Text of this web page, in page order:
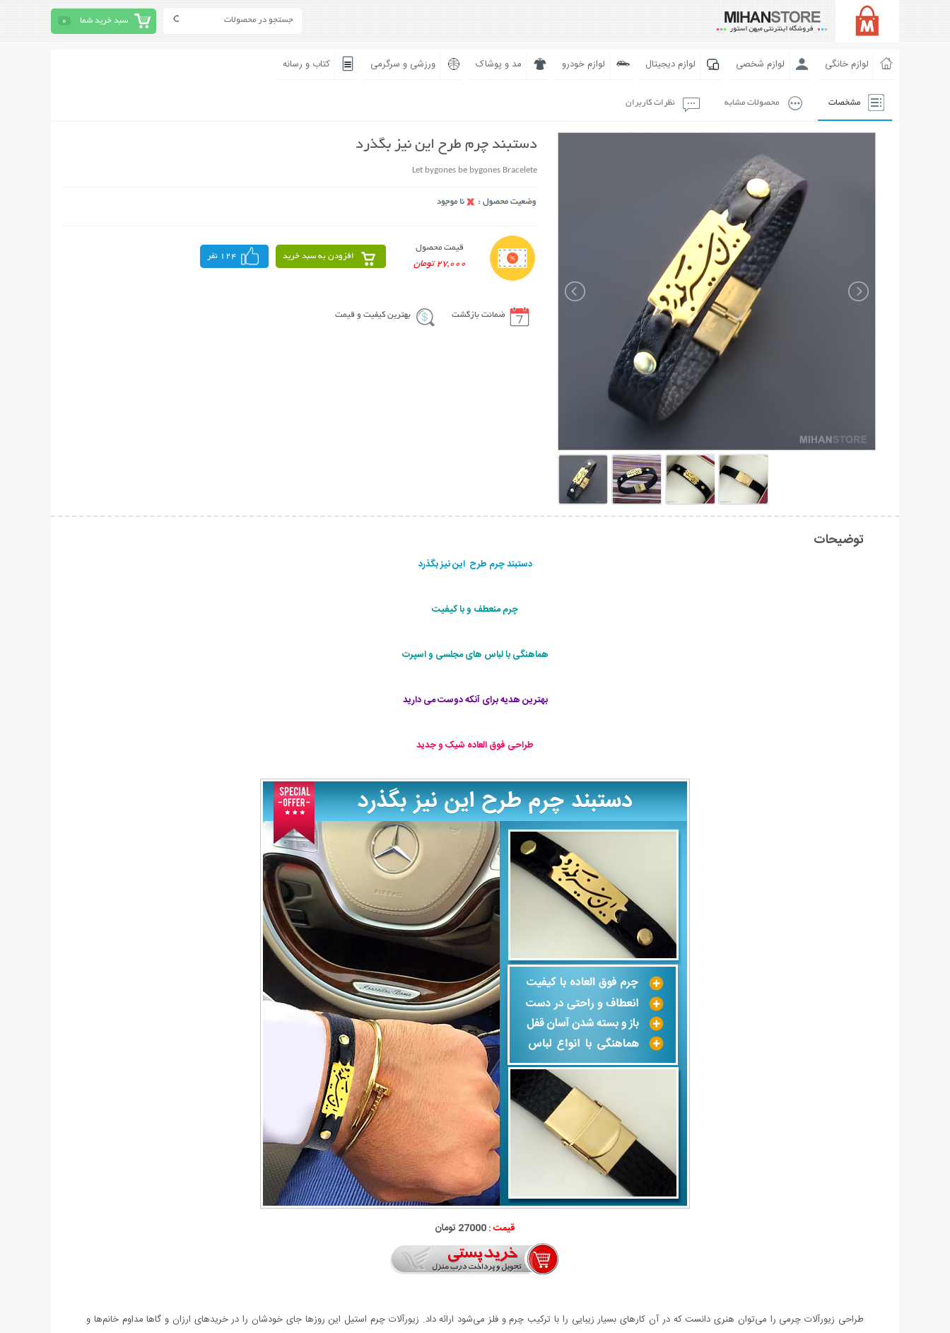
سبد خرید شما 0
لوازم خانگی لوازم شخصی لوازم دیجیتال لوازم خودرو مد و پوشاک ورزشی و سرگرمی کتاب و رسانه
مشخصات محصولات مشابه نظرات کاربران
دستبند چرم طرح این نیز بگذرد
Let bygones be bygones Bracelete
قیمت محصول
27,000 تومان
افزودن به سبد خرید 124 نفر
ضمانت بازگشت بهترین کیفیت و قیمت
توضیحات
دستبند چرم طرح این نیز بگذرد
چرم منعطف و با کیفیت
هماهنگی با لباس های مجلسی و اسپرت
بهترین هدیه برای آنکه دوست می دارید
طراحی فوق العاده شيک و جديد
قیمت :27000 تومان
طراحی زیورآلات چرمی را می‌توان هنری دانست که در آن کارهای بسیار زیبایی را با ترکیب چرم و فلز می‌شود ارائه داد. زیورآلات چرم استیل این روزها جای خودشان را در خریدهای ارزان و گاها مداوم خانم‌ها و